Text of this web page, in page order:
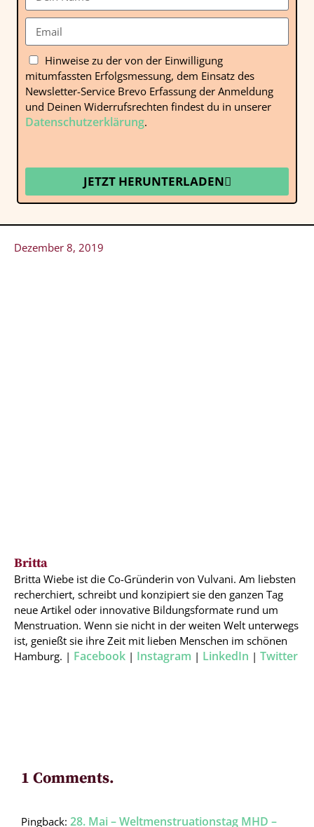
Hinweise zu der von der Einwilligung
mitumfassten Erfolgsmessung, dem Einsatz des
Newsletter-Service Brevo Erfassung der Anmeldung
und Deinen Widerrufsrechten findest du in unserer
Datenschutzerklärung.
JETZT HERUNTERLADEN
Dezember 8, 2019
Britta
Britta Wiebe ist die Co-Gründerin von Vulvani. Am liebsten
recherchiert, schreibt und konzipiert sie den ganzen Tag
neue Artikel oder innovative Bildungsformate rund um
Menstruation. Wenn sie nicht in der weiten Welt unterwegs
ist, genießt sie ihre Zeit mit lieben Menschen im schönen
Hamburg. | Facebook | Instagram | LinkedIn | Twitter
1 Comments.
Pingback: 28. Mai – Weltmenstruationstag MHD –